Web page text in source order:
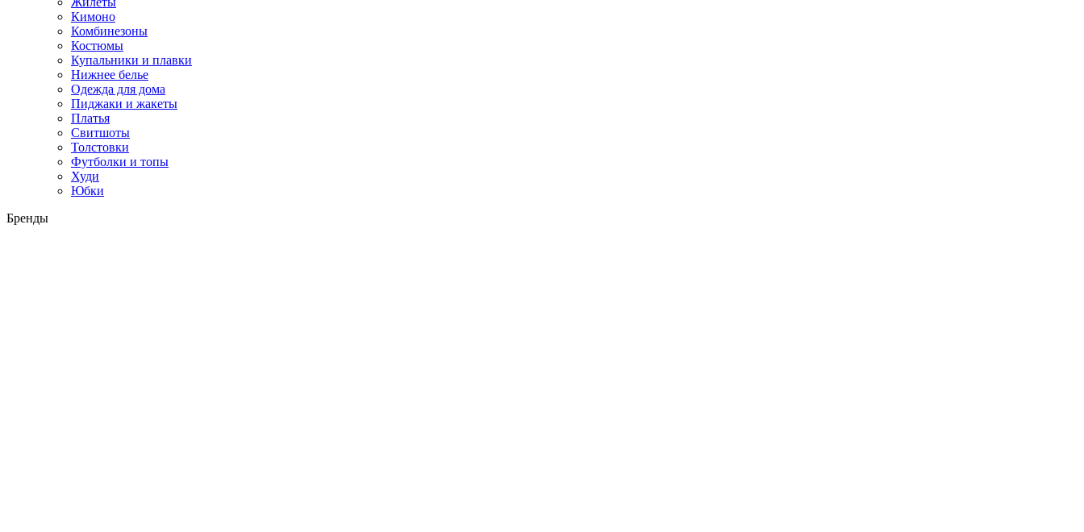
Кимоно
Комбинезоны
Костюмы
Купальники и плавки
Нижнее белье
Одежда для дома
Пиджаки и жакеты
Платья
Свитшоты
Толстовки
Футболки и топы
Худи
Юбки
Бренды